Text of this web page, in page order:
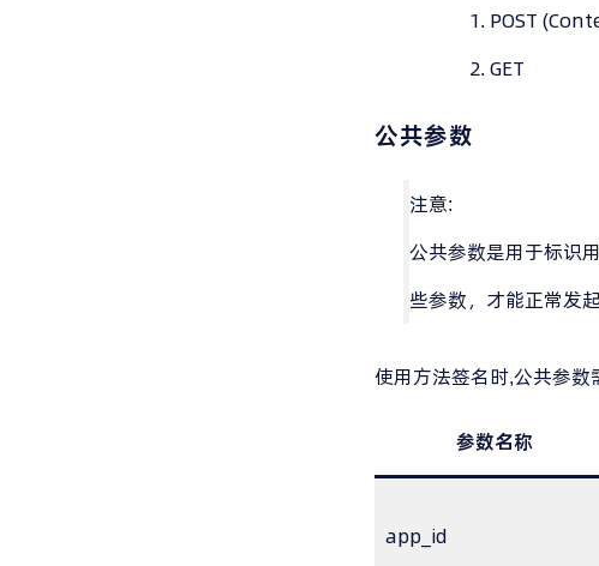
POST
GET
公共参数
注意:
公共参数是用于标识
些参数，才能正常发起
使用方法签名时,公共参数
参数名称
app_id